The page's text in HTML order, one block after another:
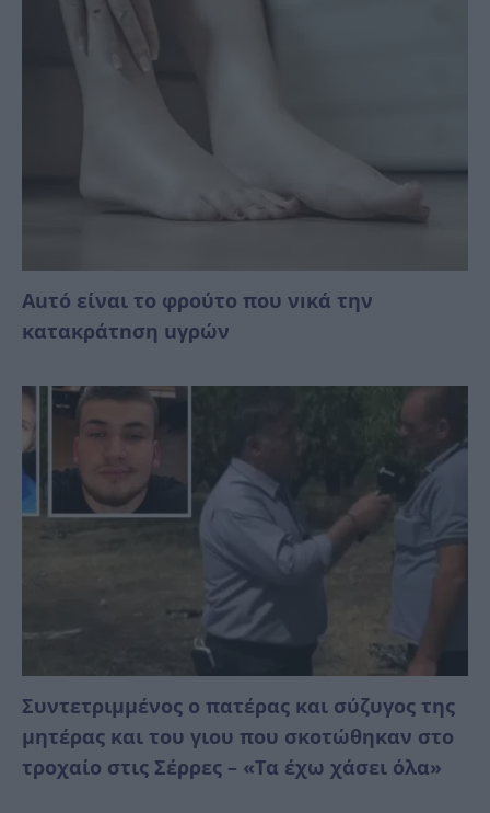
Auτό είναι το φρούτο που νıκά την
κατακράτnση uγρών
Συντετριμμένος ο πατέρας και σύζυγος της
μητέρας και του γιου που σκοτώθηκαν στο
τροχαίο στις Σέρρες – «Τα έχω χάσει όλα»